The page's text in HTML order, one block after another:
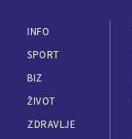
INFO
SPORT
BIZ
ŽIVOT
ZDRAVLJE